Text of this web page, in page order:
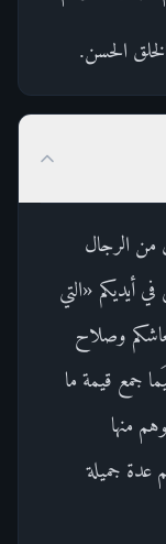
الحسن.
من الرجال
أيديكم «التي
وصلاح
جمع قيمة ما
منها
عدة جميلة